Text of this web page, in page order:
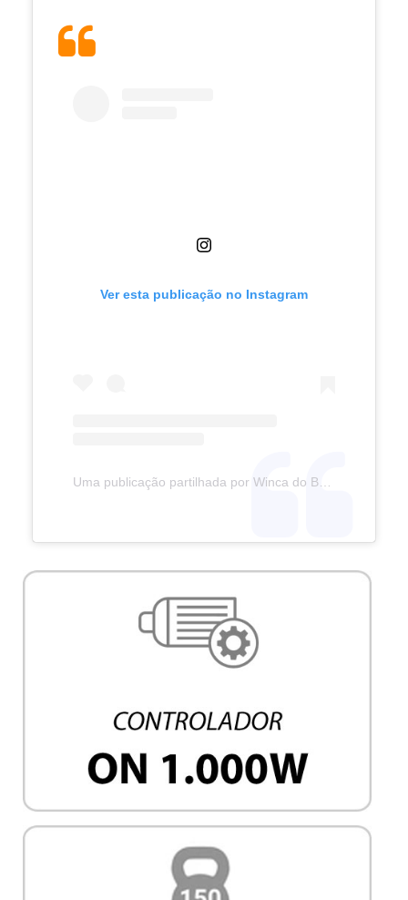
Ver esta publicação no Instagram
Uma publicação partilhada por Winca do Brasil ® (@wincabrasil)